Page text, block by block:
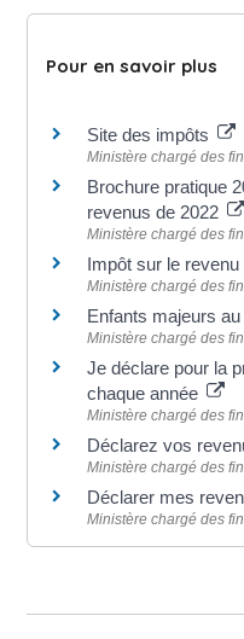
Pour en savoir plus
Site des impôts
Ministère chargé des
Brochure pratique
revenus de 2022
Ministère chargé des
Impôt sur le
Ministère chargé des
Enfants majeurs
Ministère chargé des
Je déclare pour la
chaque année
Ministère chargé des
Déclarez vos
Ministère chargé des
Déclarer mes
Ministère chargé des